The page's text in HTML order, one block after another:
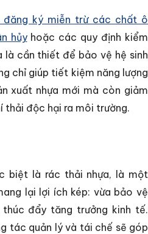
đăng ký miễn trừ các chất ô
hủyhoặc các quy định kiểm
là cần thiết để bảo vệ hệ sinh
chỉ giúp tiết kiệm năng lượng
xuất nhựa mới mà còn giảm
thải độc hại ra môi trường.
biệt là rác thải nhựa, là một
lại lợi ích kép: vừa bảo vệ
đẩy tăng trưởng kinh tế.
tác quản lý và tái chế sẽ góp